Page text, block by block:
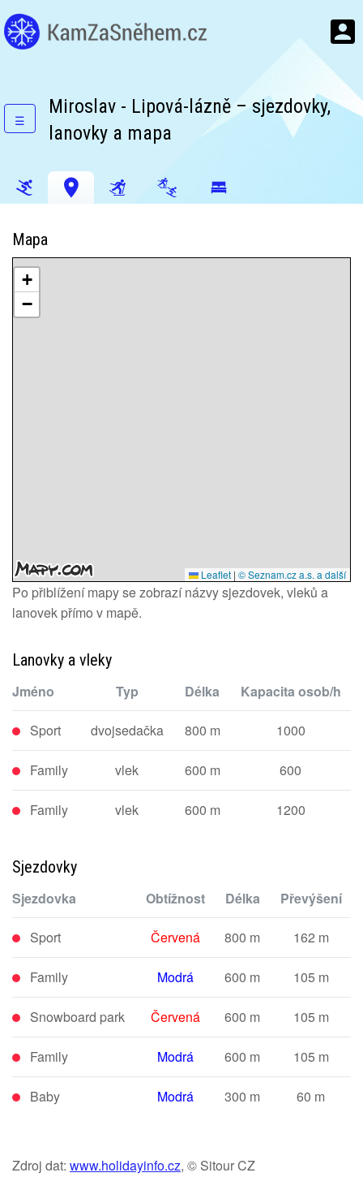
☰
Miroslav - Lipová-lázně – sjezdovky,
lanovky a mapa
Mapa
+
−
Leaflet | © Seznam.cz a.s. a další
Po přiblížení mapy se zobrazí názvy sjezdovek, vleků a
lanovek přímo v mapě.
Lanovky a vleky
Jméno Typ Délka Kapacita osob/h
Sport dvojsedačka 800 m 1000
Family vlek 600 m 600
Family vlek 600 m 1200
Sjezdovky
Sjezdovka Obtížnost Délka Převýšení
Sport Červená 800 m 162 m
Family Modrá 600 m 105 m
Snowboard park Červená 600 m 105 m
Family Modrá 600 m 105 m
Baby Modrá 300 m 60 m
Zdroj dat: www.holidayinfo.cz, © Sitour CZ